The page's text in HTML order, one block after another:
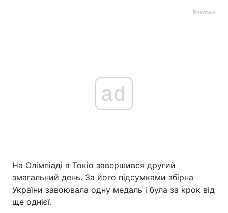
Головна Війна
Україна
Реклама
ad
На Олімпіаді в Токіо завершився другий
змагальний день. За його підсумками збірна
України завоювала одну медаль і була за крок від
ще однієї.